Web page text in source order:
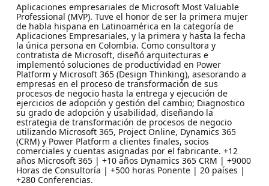
Aplicaciones empresariales de Microsoft Most Valuable
Professional (MVP). Tuve el honor de ser la primera mujer
de habla hispana en Latinoamérica en la categoría de
Aplicaciones Empresariales, y la primera y hasta la fecha
la única persona en Colombia. Como consultora y
contratista de Microsoft, diseñó arquitecturas e
implementó soluciones de productividad en Power
Platform y Microsoft 365 (Design Thinking), asesorando a
empresas en el proceso de transformación de sus
procesos de negocio hasta la entrega y ejecución de
ejercicios de adopción y gestión del cambio; Diagnostico
su grado de adopción y usabilidad, diseñando la
estrategia de transformación de procesos de negocio
utilizando Microsoft 365, Project Online, Dynamics 365
(CRM) y Power Platform a clientes finales, socios
comerciales y cuentas asignadas por el fabricante. +12
años Microsoft 365 | +10 años Dynamics 365 CRM | +9000
Horas de Consultoría | +500 horas Ponente | 20 países |
+280 Conferencias.